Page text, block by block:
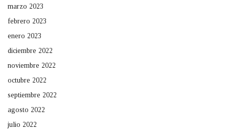
marzo 2023
febrero 2023
enero 2023
diciembre 2022
noviembre 2022
octubre 2022
septiembre 2022
agosto 2022
julio 2022